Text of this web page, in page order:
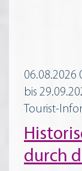
06.08.2026
bis
Tourist-
durch